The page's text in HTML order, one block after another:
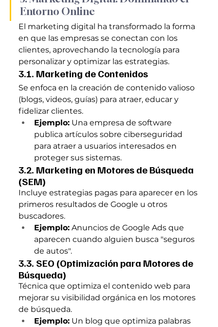
Entorno Online
El marketing digital ha transformado la forma
en que las empresas se conectan con los
clientes, aprovechando la tecnología para
personalizar y optimizar las estrategias.
3.1. Marketing de Contenidos
Se enfoca en la creación de contenido valioso
(blogs, videos, guías) para atraer, educar y
fidelizar clientes.
Ejemplo: Una empresa de software
publica artículos sobre ciberseguridad
para atraer a usuarios interesados en
proteger sus sistemas.
3.2. Marketing en Motores de Búsqueda
(SEM)
Incluye estrategias pagas para aparecer en los
primeros resultados de Google u otros
buscadores.
Ejemplo: Anuncios de Google Ads que
aparecen cuando alguien busca "seguros
de autos".
3.3. SEO (Optimización para Motores de
Búsqueda)
Técnica que optimiza el contenido web para
mejorar su visibilidad orgánica en los motores
de búsqueda.
Ejemplo: Un blog que optimiza palabras